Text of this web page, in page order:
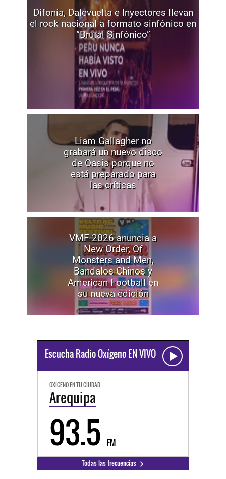
Difonía, Dalevuelta e Inyectores llevan
el rock nacional a formato sinfónico en
“Brutal Sinfónico”
Liam Gallagher no
grabará un nuevo disco
de Oasis porque no
está preparado para
las críticas
VMF 2026 anuncia a
New Order, Of
Monsters and Men,
Bandalos Chinos y
American Football en
su nueva edición
Escucha Radio Oxígeno EN VIVO
OXÍGENO EN TU CIUDAD
Arequipa
93.5 FM
Todas las frecuencias